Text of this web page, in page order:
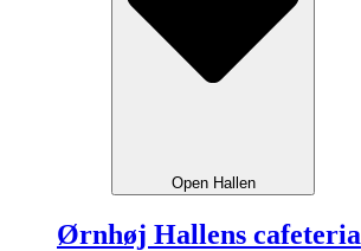
Open Hallen
Ørnhøj Hallens cafeteria